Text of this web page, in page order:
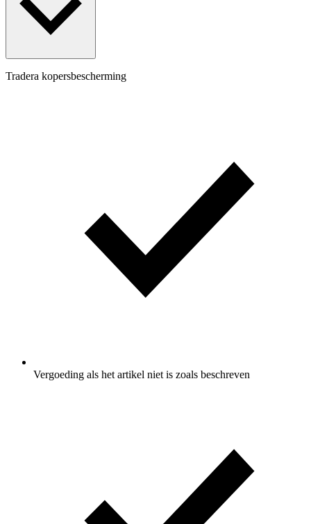
Tradera kopersbescherming
Vergoeding als het artikel niet is zoals beschreven